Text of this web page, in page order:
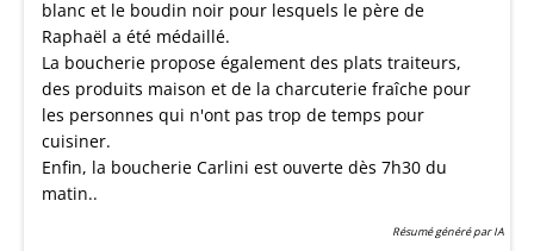
blanc et le boudin noir pour lesquels le père de
Raphaël a été médaillé.
La boucherie propose également des plats traiteurs,
des produits maison et de la charcuterie fraîche pour
les personnes qui n'ont pas trop de temps pour
cuisiner.
Enfin, la boucherie Carlini est ouverte dès 7h30 du
matin..
Résumé généré par IA